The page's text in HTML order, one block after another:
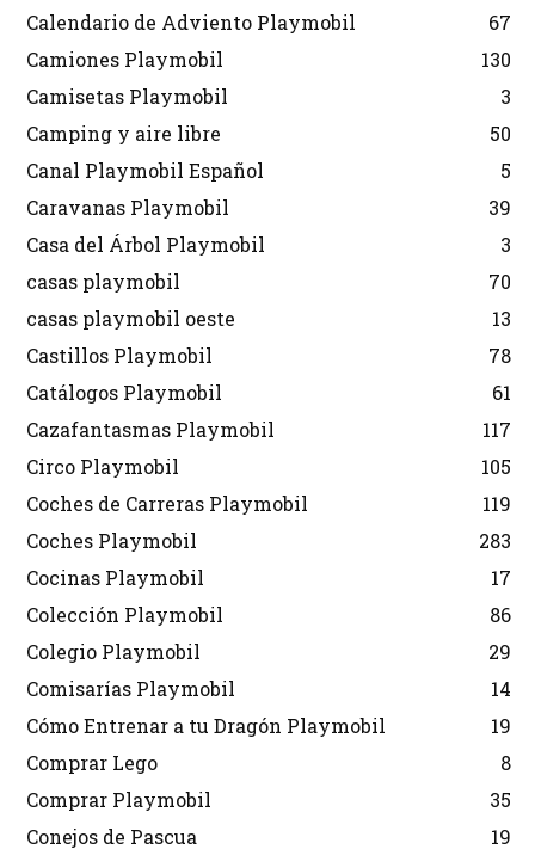
Calendario de Adviento Playmobil
67
Camiones Playmobil
130
Camisetas Playmobil
3
Camping y aire libre
50
Canal Playmobil Español
5
Caravanas Playmobil
39
Casa del Árbol Playmobil
3
casas playmobil
70
casas playmobil oeste
13
Castillos Playmobil
78
Catálogos Playmobil
61
Cazafantasmas Playmobil
117
Circo Playmobil
105
Coches de Carreras Playmobil
119
Coches Playmobil
283
Cocinas Playmobil
17
Colección Playmobil
86
Colegio Playmobil
29
Comisarías Playmobil
14
Cómo Entrenar a tu Dragón Playmobil
19
Comprar Lego
8
Comprar Playmobil
35
Conejos de Pascua
19